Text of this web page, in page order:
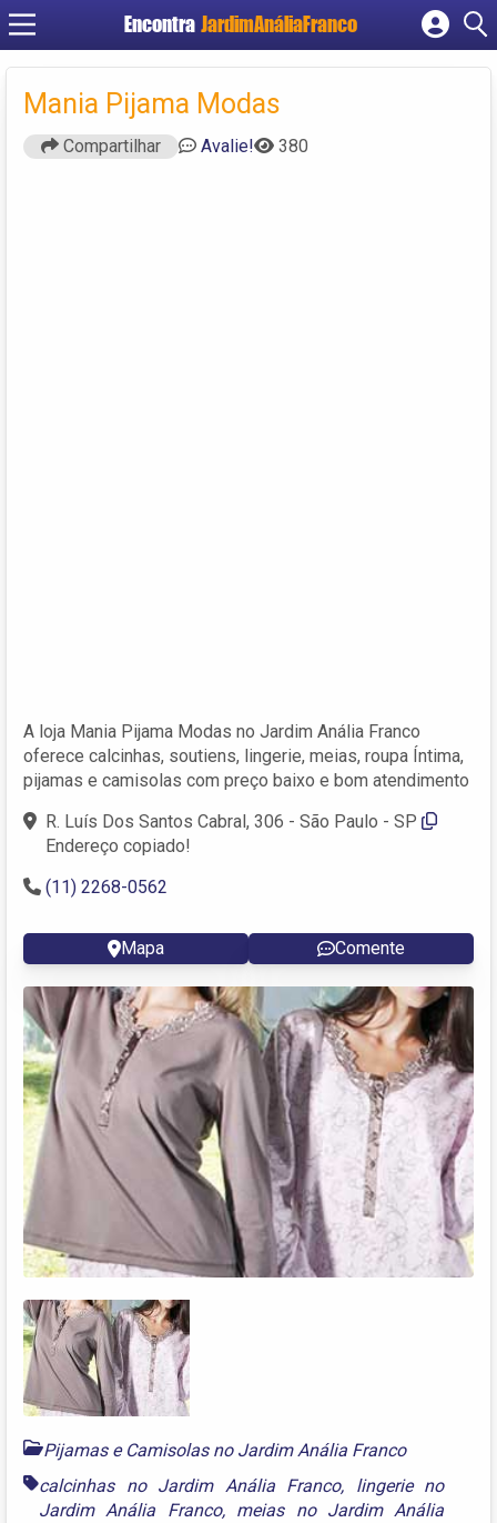
Encontra JardimAnáliaFranco
Cadastrar empresa
Criar conta
Mania Pijama Modas
Compartilhar Avalie! 380
A loja Mania Pijama Modas no Jardim Anália Franco
oferece calcinhas, soutiens, lingerie, meias, roupa Íntima,
pijamas e camisolas com preço baixo e bom atendimento
R. Luís Dos Santos Cabral, 306 - São Paulo - SP
Endereço copiado!
(11) 2268-0562
Mapa Comente
Pijamas e Camisolas no Jardim Anália Franco
calcinhas no Jardim Anália Franco, lingerie no
Jardim Anália Franco, meias no Jardim Anália